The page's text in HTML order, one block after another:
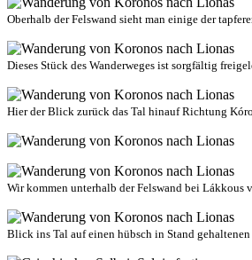
Oberhalb der Felswand sieht man einige der
Dieses Stück des Wanderweges ist sorgfältig
Hier der Blick zurück das Tal hinauf Richtung
Wir kommen unterhalb der Felswand bei
Blick ins Tal auf einen hübsch in Stand